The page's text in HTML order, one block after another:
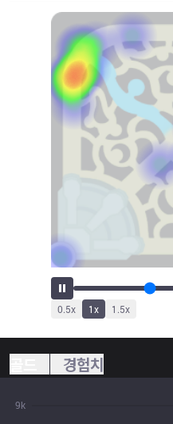
0.5x 1x 1.5x
경험치
9k